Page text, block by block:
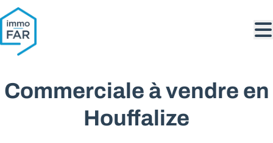
Aller au contenu principal
Commerciale à vendre en
Houffalize